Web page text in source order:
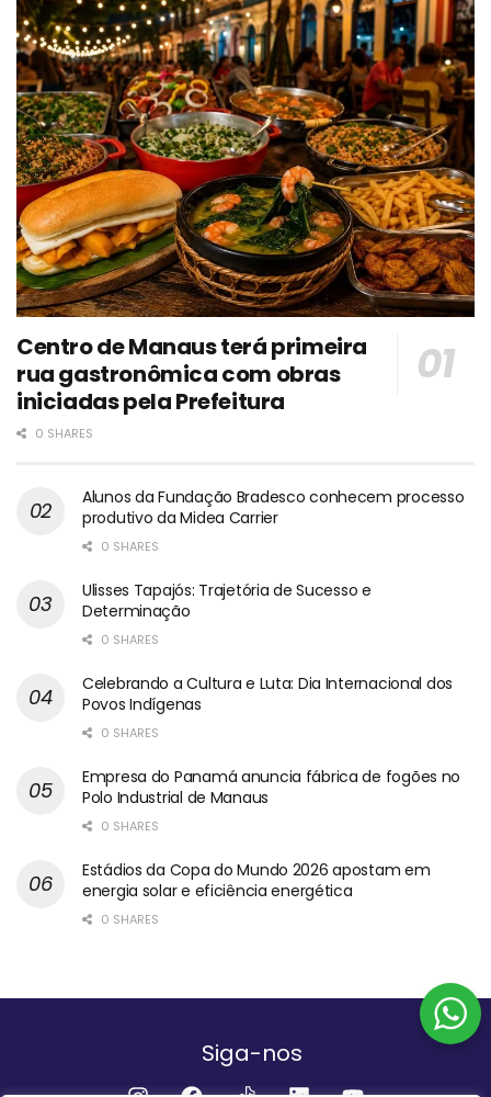
Centro de Manaus terá primeira
rua gastronômica com obras
iniciadas pela Prefeitura
0 SHARES
Alunos da Fundação Bradesco conhecem processo
produtivo da Midea Carrier
0 SHARES
Ulisses Tapajós: Trajetória de Sucesso e
Determinação
0 SHARES
Celebrando a Cultura e Luta: Dia Internacional dos
Povos Indígenas
0 SHARES
Empresa do Panamá anuncia fábrica de fogões no
Polo Industrial de Manaus
0 SHARES
Estádios da Copa do Mundo 2026 apostam em
energia solar e eficiência energética
0 SHARES
Siga-nos